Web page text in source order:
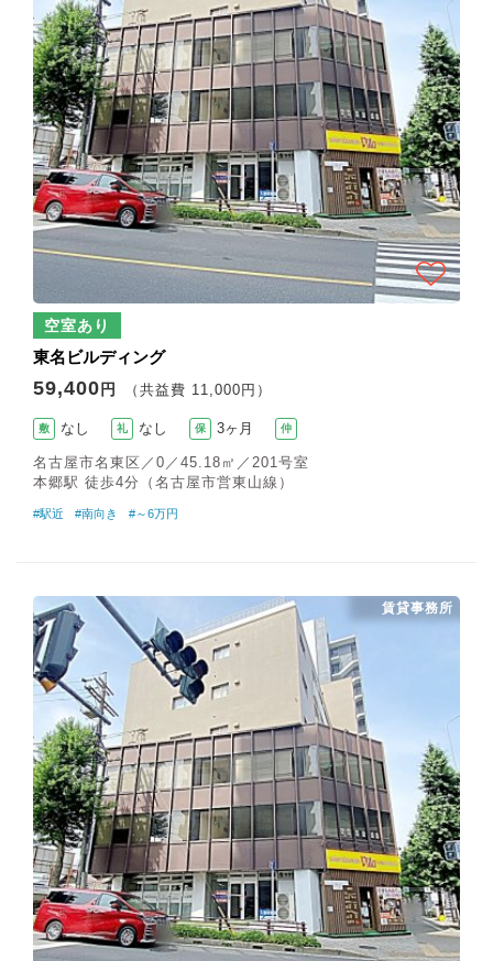
空室あり
東名ビルディング
59,400 円 （共益費 11,000円）
敷 なし 礼 なし 保 3ヶ月 仲
名古屋市名東区／0／45.18㎡／201号室
本郷駅 徒歩4分（名古屋市営東山線）
#駅近 #南向き #～6万円
賃貸事務所